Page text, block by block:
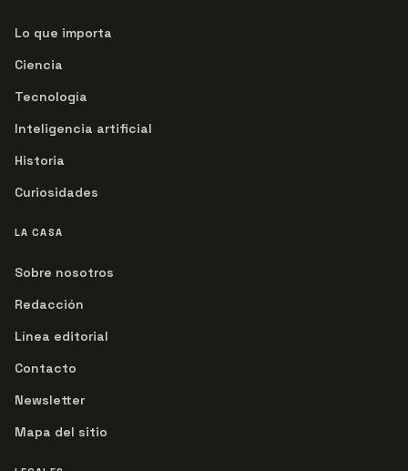
Lo que importa
Ciencia
Tecnología
Inteligencia artificial
Historia
Curiosidades
LA CASA
Sobre nosotros
Redacción
Línea editorial
Contacto
Newsletter
Mapa del sitio